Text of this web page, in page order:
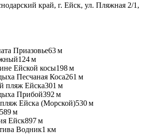
край, г. Ейск, ул. Пляжная 2/1,
Приазовье63 м
124 м
Ейской косы198 м
Песчаная Коса261 м
пляж Ейска301 м
Прибой392 м
Ейска (Морской)530 м
589 м
Ейск897 м
Водник1 км